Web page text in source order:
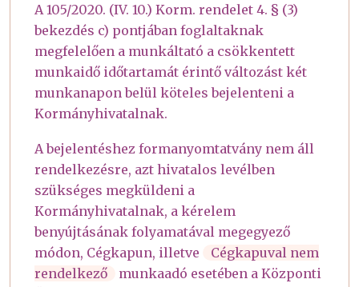
A 105/2020. (IV. 10.) Korm. rendelet 4. § (3)
bekezdés c) pontjában foglaltaknak
megfelelően a munkáltató a csökkentett
munkaidő időtartamát érintő változást két
munkanapon belül köteles bejelenteni a
Kormányhivatalnak.
A bejelentéshez formanyomtatvány nem áll
rendelkezésre, azt hivatalos levélben
szükséges megküldeni a
Kormányhivatalnak, a kérelem
benyújtásának folyamatával megegyező
módon, Cégkapun, illetve
Cégkapuval nem
rendelkező
munkaadó esetében a Központi